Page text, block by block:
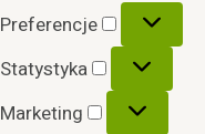
Preferencje
Preferencje
Statystyka
Statystyka
Marketing
Marketing